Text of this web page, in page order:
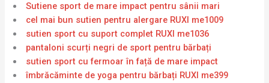
Sutiene sport de mare impact pentru sânii mari
cel mai bun sutien pentru alergare RUXI me1009
sutien sport cu suport complet RUXI me1036
pantaloni scurți negri de sport pentru bărbați
sutien sport cu fermoar în față de mare impact
îmbrăcăminte de yoga pentru bărbați RUXI me399